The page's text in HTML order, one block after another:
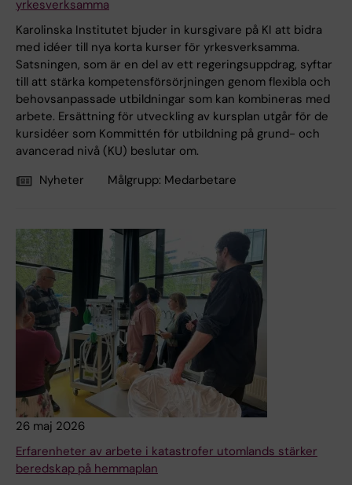
yrkesverksamma
Karolinska Institutet bjuder in kursgivare på KI att bidra
med idéer till nya korta kurser för yrkesverksamma.
Satsningen, som är en del av ett regeringsuppdrag, syftar
till att stärka kompetensförsörjningen genom flexibla och
behovsanpassade utbildningar som kan kombineras med
arbete. Ersättning för utveckling av kursplan utgår för de
kursidéer som Kommittén för utbildning på grund- och
avancerad nivå (KU) beslutar om.
Nyheter
Målgrupp: Medarbetare
26 maj 2026
Erfarenheter av arbete i katastrofer utomlands stärker
beredskap på hemmaplan